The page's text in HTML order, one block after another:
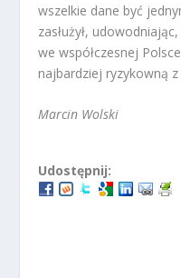
wszelkie dane być
zasłużył,
we współczesnej
najbardziej ryzykowną
Marcin Wolski
Udostępnij: